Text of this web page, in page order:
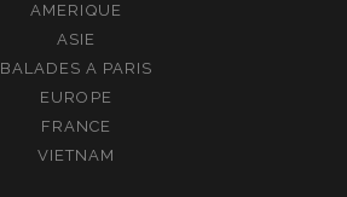
AMERIQUE
ASIE
BALADES A PARIS
EUROPE
FRANCE
VIETNAM